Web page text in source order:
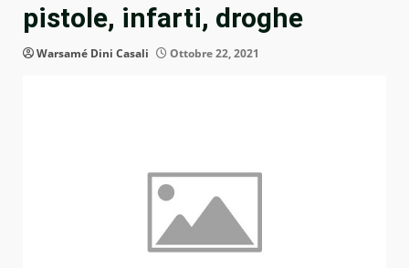
pistole, infarti, droghe
Warsamé Dini Casali Ottobre 22, 2021